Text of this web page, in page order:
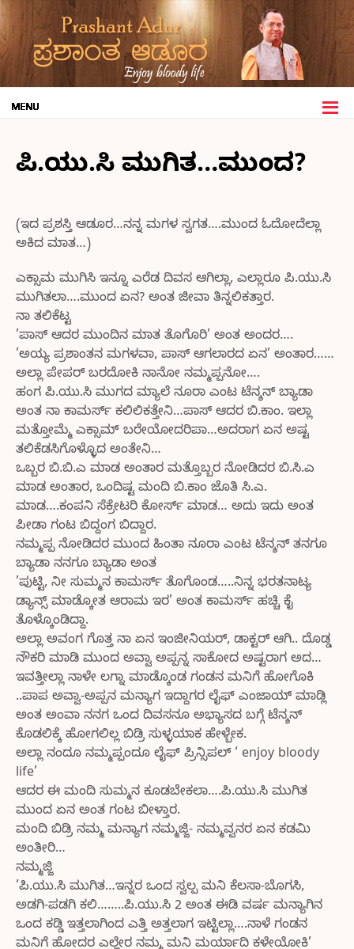
ಪಿ.ಯು.ಸಿ ಮುಗಿತ…ಮುಂದ?
(ಇದ ಪ್ರಶಸ್ತಿ ಆಡೂರ…ನನ್ನ ಮಗಳ ಸ್ವಗತ….ಮುಂದ ಓದೋದೆಲ್ಲಾ
ಅಕಿದ ಮಾತ…)
ಎಕ್ಸಾಮ ಮುಗಿಸಿ ಇನ್ನೂ ಎರೆಡ ದಿವಸ ಆಗಿಲ್ಲಾ, ಎಲ್ಲಾರೂ ಪಿ.ಯು.ಸಿ
ಮುಗಿತಲಾ….ಮುಂದ ಏನ? ಅಂತ ಜೀವಾ ತಿನ್ನಲಿಕತ್ತಾರ.
ನಾ ತಲಿಕೆಟ್ಟ
’ಪಾಸ್ ಆದರ ಮುಂದಿನ ಮಾತ ತೊಗೊರಿ’ ಅಂತ ಅಂದರ….
’ಅಯ್ಯ ಪ್ರಶಾಂತನ ಮಗಳವಾ, ಪಾಸ್ ಆಗಲಾರದ ಏನ’ ಅಂತಾರ……
ಅಲ್ಲಾ ಪೇಪರ್ ಬರದೋಕಿ ನಾನೋ ನಮ್ಮಪ್ಪನೋ….
ಹಂಗ ಪಿ.ಯು.ಸಿ ಮುಗದ ಮ್ಯಾಲೆ ನೂರಾ ಎಂಟ ಟೆನ್ಶನ್ ಬ್ಯಾಡಾ
ಅಂತ ನಾ ಕಾಮರ್ಸ್ ಕಲಿಲಿಕತ್ತೇನಿ…ಪಾಸ್ ಆದರ ಬಿ.ಕಾಂ. ಇಲ್ಲಾ
ಮತ್ತೋಮ್ಮೆ ಎಕ್ಸಾಮ್ ಬರೇಯೋದರಿಪಾ…ಅದರಾಗ ಏನ ಅಷ್ಟ
ತಲಿಕೆಡಸಿಗೊಳ್ಳೊದ ಅಂತೇನಿ…
ಒಬ್ಬರ ಬಿ.ಬಿ.ಎ ಮಾಡ ಅಂತಾರ ಮತ್ತೊಬ್ಬರ ನೋಡಿದರ ಬಿ.ಸಿ.ಎ
ಮಾಡ ಅಂತಾರ, ಒಂದಿಷ್ಟ ಮಂದಿ ಬಿ.ಕಾಂ ಜೊತಿ ಸಿ.ಎ.
ಮಾಡ….ಕಂಪನಿ ಸೆಕ್ರೇಟರಿ ಕೋರ್ಸ್ ಮಾಡ… ಅದು ಇದು ಅಂತ
ಪೀಡಾ ಗಂಟ ಬಿದ್ದಂಗ ಬಿದ್ದಾರ.
ನಮ್ಮಪ್ಪ ನೋಡಿದರ ಮುಂದ ಹಿಂತಾ ನೂರಾ ಎಂಟ ಟೆನ್ಶನ್ ತನಗೂ
ಬ್ಯಾಡಾ ನನಗೂ ಬ್ಯಾಡಾ ಅಂತ
’ಪುಟ್ಟಿ, ನೀ ಸುಮ್ಮನ ಕಾಮರ್ಸ್ ತೊಗೊಂಡ…..ನಿನ್ನ ಭರತನಾಟ್ಯ
ಡ್ಯಾನ್ಸ್ ಮಾಡ್ಕೋತ ಆರಾಮ ಇರ’ ಅಂತ ಕಾಮರ್ಸ್ ಹಚ್ಚಿ ಕೈ
ತೊಳ್ಕೊಂಡಿದ್ದಾ.
ಅಲ್ಲಾ ಅವಂಗ ಗೊತ್ತ ನಾ ಏನ ಇಂಜೀನಿಯರ್, ಡಾಕ್ಟರ್ ಆಗಿ.. ದೊಡ್ಡ
ನೌಕರಿ ಮಾಡಿ ಮುಂದ ಅವ್ವಾ ಅಪ್ಪನ್ನ ಸಾಕೋದ ಅಷ್ಟರಾಗ ಅದ…
ಇವತ್ತೀಲ್ಲಾ ನಾಳೇ ಲಗ್ನಾ ಮಾಡ್ಕೊಂಡ ಗಂಡನ ಮನಿಗೆ ಹೋಗೊಕಿ
..ಪಾಪ ಅವ್ವಾ-ಅಪ್ಪನ ಮನ್ಯಾಗ ಇದ್ದಾಗರ ಲೈಫ್ ಎಂಜಾಯ್ ಮಾಡ್ಲಿ
ಅಂತ ಅಂವಾ ನನಗ ಒಂದ ದಿವಸನೂ ಅಭ್ಯಾಸದ ಬಗ್ಗೆ ಟೆನ್ಶನ್
ಕೊಡಲಿಕ್ಕೆ ಹೋಗಲಿಲ್ಲ ಬಿಡ್ರಿ ಸುಳ್ಳಯಾಕ ಹೇಳ್ಬೇಕ.
ಅಲ್ಲಾ ನಂದೂ ನಮ್ಮಪ್ಪಂದೂ ಲೈಫ್ ಪ್ರಿನ್ಸಿಪಲ್ ‘ enjoy bloody
life’
ಆದರ ಈ ಮಂದಿ ಸುಮ್ಮನ ಕೂಡಬೇಕಲಾ….ಪಿ.ಯು.ಸಿ ಮುಗಿತ
ಮುಂದ ಏನ ಅಂತ ಗಂಟ ಬೀಳ್ತಾರ.
ಮಂದಿ ಬಿಡ್ರಿ ನಮ್ಮ ಮನ್ಯಾಗ ನಮ್ಮಜ್ಜಿ- ನಮ್ಮವ್ವನರ ಏನ ಕಡಮಿ
ಅಂತೀರಿ…
ನಮ್ಮಜ್ಜಿ
’ಪಿ.ಯು.ಸಿ ಮುಗಿತ…ಇನ್ನರ ಒಂದ ಸ್ವಲ್ಪ ಮನಿ ಕೆಲಸಾ-ಬೊಗಸಿ,
ಅಡಗಿ-ಪಡಗಿ ಕಲಿ……..ಪಿ.ಯು.ಸಿ 2 ಅಂತ ಈಡಿ ವರ್ಷ ಮನ್ಯಾಗಿನ
ಒಂದ ಕಡ್ಡಿ ಇತ್ತಲಾಗಿಂದ ಎತ್ತಿ ಅತ್ತಲಾಗ ಇಟ್ಟಿಲ್ಲಾ….ನಾಳೆ ಗಂಡನ
ಮನಿಗೆ ಹೋದರ ಎಲ್ಲೇರ ನಮ್ಮ ಮನಿ ಮರ್ಯಾದಿ ಕಳೇಯೋಕಿ’